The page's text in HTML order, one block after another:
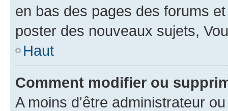
en bas des pages des forums
poster des nouveaux sujets,
Haut
Comment modifier ou
A moins d'être administrateur